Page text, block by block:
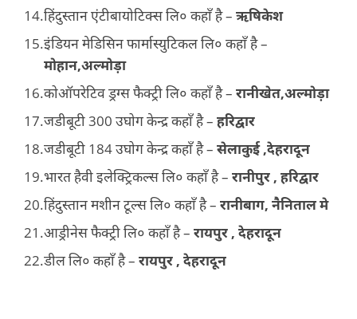
हिंदुस्तान एंटीबायोटिक्स लि० कहाँ है – ऋषिकेश
इंडियन मेडिसिन फार्मास्युटिकल लि० कहाँ है –
मोहान,अल्मोड़ा
कोऑपरेटिव ड्रग्स फैक्ट्री लि० कहाँ है – रानीखेत,अल्मोड़ा
जडीबूटी 300 उघोग केन्द्र कहाँ है – हरिद्वार
जडीबूटी 184 उघोग केन्द्र कहाँ है – सेलाकुई ,देहरादून
भारत हैवी इलेक्ट्रिकल्स लि० कहाँ है – रानीपुर , हरिद्वार
हिंदुस्तान मशीन टूल्स लि० कहाँ है – रानीबाग, नैनिताल मे
आड्रीनेस फैक्ट्री लि० कहाँ है – रायपुर , देहरादून
डील लि० कहाँ है – रायपुर , देहरादून